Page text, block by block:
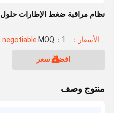
نظام مراقبة ضغط الإطارات حلول TPMS مع وظيفة الإنذار
الأسعار：negotiable MOQ：1
افضل سعر
منتوج وصف